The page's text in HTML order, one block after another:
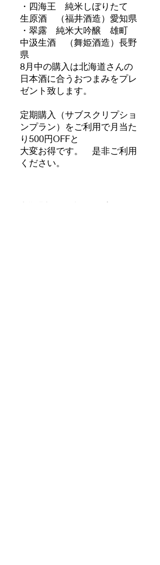
・四海王 純米しぼりたて
生原酒 （福井酒造）愛知県
・翠露 純米大吟醸 雄町
中汲生酒 （舞姫酒造）長野
県
8月中の購入は北海道さんの
日本酒に合うおつまみをプレ
ゼント致します。
定期購入（サブスクリプショ
ンプラン）をご利用で月当た
り500円OFFと
大変お得です。 是非ご利用
ください。
定期購入（サブスクリプション